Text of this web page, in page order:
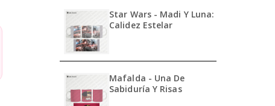
Star Wars - Madi Y Luna:
Calidez Estelar
Mafalda - Una De
Sabiduría Y Risas